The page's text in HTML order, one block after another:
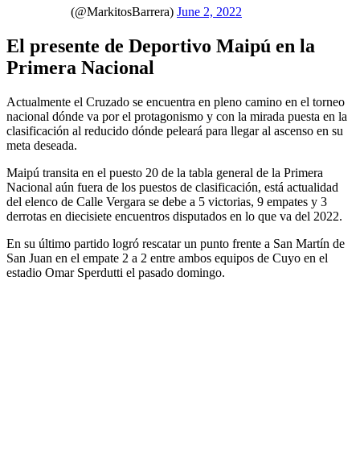
(@MarkitosBarrera) June 2, 2022
El presente de Deportivo Maipú en la
Primera Nacional
Actualmente el Cruzado se encuentra en pleno camino en el torneo
nacional dónde va por el protagonismo y con la mirada puesta en la
clasificación al reducido dónde peleará para llegar al ascenso en su
meta deseada.
Maipú transita en el puesto 20 de la tabla general de la Primera
Nacional aún fuera de los puestos de clasificación, está actualidad
del elenco de Calle Vergara se debe a 5 victorias, 9 empates y 3
derrotas en diecisiete encuentros disputados en lo que va del 2022.
En su último partido logró rescatar un punto frente a San Martín de
San Juan en el empate 2 a 2 entre ambos equipos de Cuyo en el
estadio Omar Sperdutti el pasado domingo.